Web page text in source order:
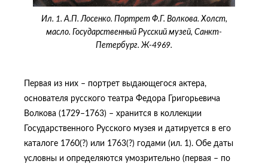
Ил. 1. А.П. Лосенко. Портрет Ф.Г. Волкова. Холст,
масло. Государственный Русский музей, Санкт-
Петербург. Ж-4969.
Первая из них – портрет выдающегося актера,
основателя русского театра Федора Григорьевича
Волкова (1729–1763) – хранится в коллекции
Государственного Русского музея и датируется в его
каталоге 1760(?) или 1763(?) годами (ил. 1). Обе даты
условны и определяются умозрительно (первая – по